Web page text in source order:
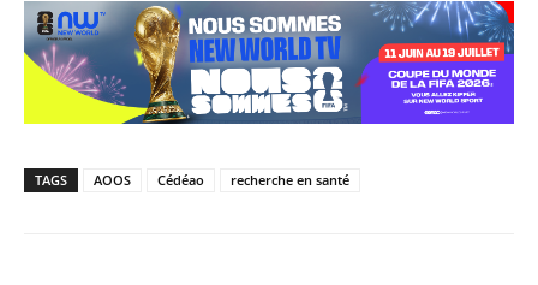
TAGS AOOS Cédéao recherche en santé